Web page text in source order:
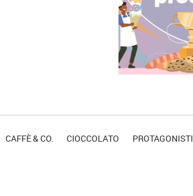
CAFFÈ & CO. CIOCCOLATO PROTAGONISTI